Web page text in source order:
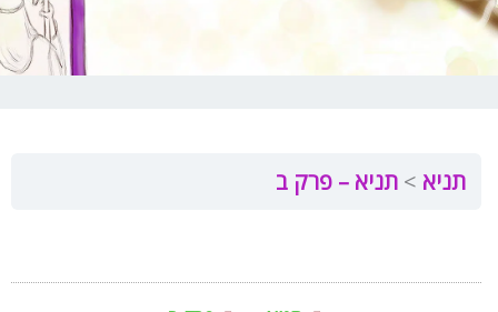
תניא תניא – פרק ב